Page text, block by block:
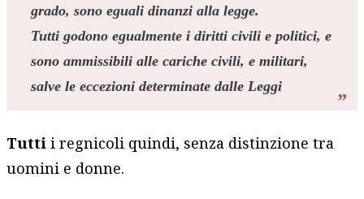
grado, sono eguali dinanzi alla legge.
Tutti godono egualmente i diritti civili e politici, e
sono ammissibili alle cariche civili, e militari,
salve le eccezioni determinate dalle Leggi
Tutti i regnicoli quindi, senza distinzione tra
uomini e donne.